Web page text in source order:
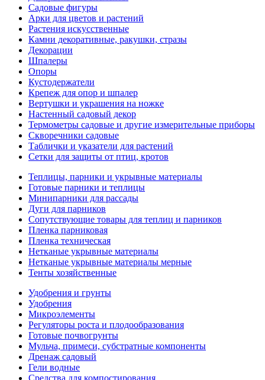
Садовые фигуры
Арки для цветов и растений
Растения искусственные
Камни декоративные, ракушки, стразы
Декорации
Шпалеры
Опоры
Кустодержатели
Крепеж для опор и шпалер
Вертушки и украшения на ножке
Настенный садовый декор
Термометры садовые и другие измерительные приборы
Скворечники садовые
Таблички и указатели для растений
Сетки для защиты от птиц, кротов
Теплицы, парники и укрывные материалы
Готовые парники и теплицы
Минипарники для рассады
Дуги для парников
Сопутствующие товары для теплиц и парников
Пленка парниковая
Пленка техническая
Нетканые укрывные материалы
Нетканые укрывные материалы мерные
Тенты хозяйственные
Удобрения и грунты
Удобрения
Микроэлементы
Регуляторы роста и плодообразования
Готовые почвогрунты
Мульча, примеси, субстратные компоненты
Дренаж садовый
Гели водные
Средства для компостирования